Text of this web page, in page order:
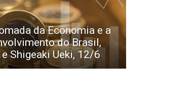
da Economia e a
do Brasil,
Shigeaki Ueki, 12/6